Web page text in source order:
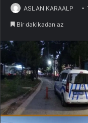
ASLAN KARAALP
Bir dakikadan az